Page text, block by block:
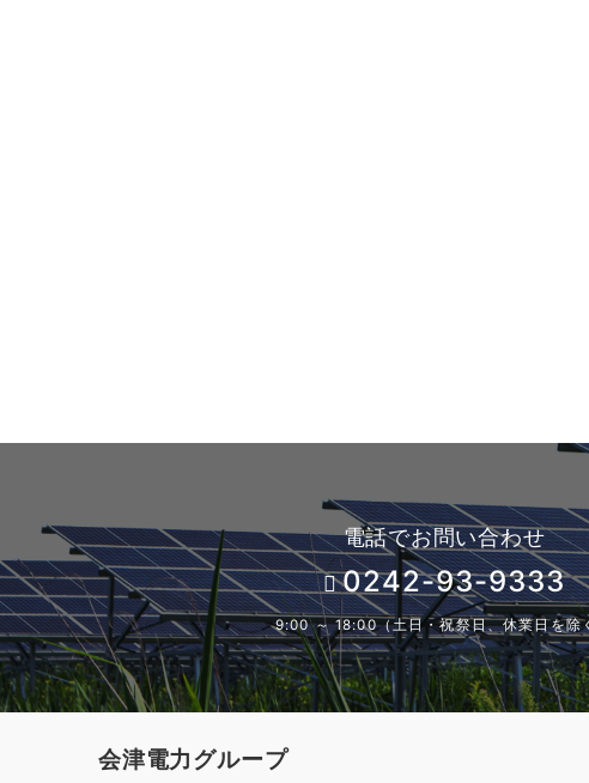
電話でお問い合わせ
0242-93-9333
9:00 ～ 18:00（土日・祝祭日、休業日を除
会津電力グループ